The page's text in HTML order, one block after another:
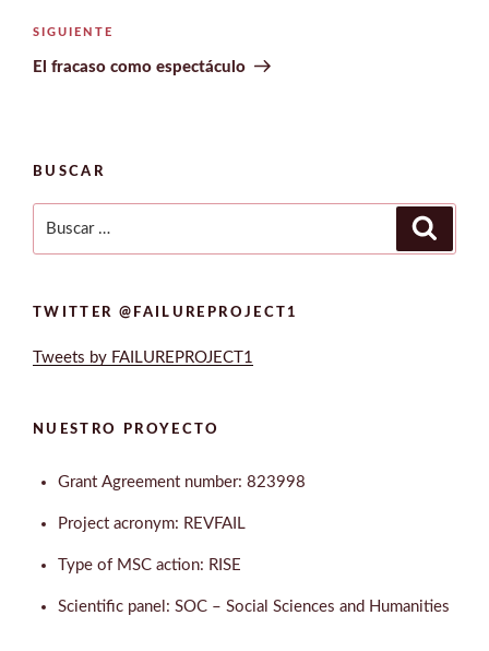
Siguiente
entrada
SIGUIENTE
El fracaso como espectáculo
BUSCAR
TWITTER @FAILUREPROJECT1
Tweets by FAILUREPROJECT1
NUESTRO PROYECTO
Grant Agreement number: 823998
Project acronym: REVFAIL
Type of MSC action: RISE
Scientific panel: SOC – Social Sciences and Humanities